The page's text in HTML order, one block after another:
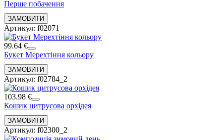
Перше побачення
Артикул: f02071
99.64 €
Букет Мерехтіння кольору
Артикул: f02784_2
103.98 €
Кошик цитрусова орхідея
Артикул: f02300_2